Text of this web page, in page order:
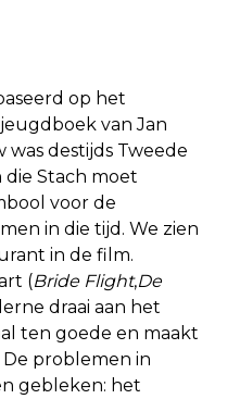
op het
van Jan
was destijds Tweede
die Stach moet
voor de
in die tijd. We zien
in de film.
(Bride Flight,De
draai aan het
ten goede en maakt
problemen in
gebleken: het